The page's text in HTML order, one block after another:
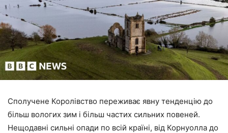
Сполучене Королівство переживає явну тенденцію до
більш вологих зим і більш частих сильних повеней.
Нещодавні сильні опади по всій країні, від Корнуолла до